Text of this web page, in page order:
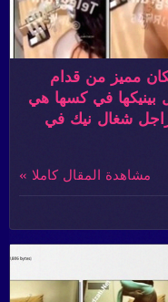
مميز من قدام
بينيكها في كسها هي
شغال نيك في
مشاهدة المقال كاملا »